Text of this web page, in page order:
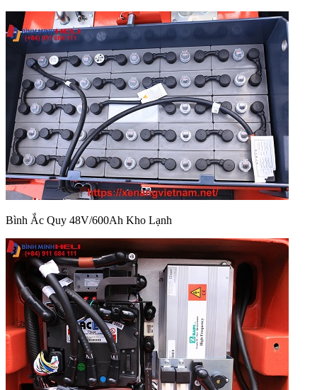
Bình Ắc Quy 48V/600Ah Kho Lạnh